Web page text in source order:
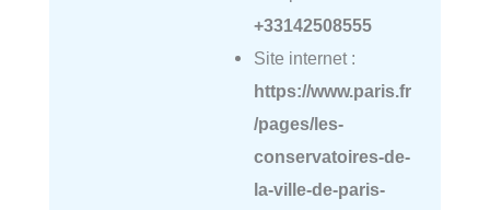
+33142508555
Site internet :
https://www.paris.fr
/pages/les-
conservatoires-de-
la-ville-de-paris-